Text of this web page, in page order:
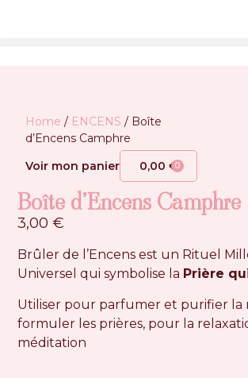
Home / ENCENS / Boîte
d’Encens Camphre
Voir mon panier
0,00€0
Boîte d’Encens Camphre
3,00€
Brûler de l’Encens est un Rituel
Universel qui symbolise la Prière
Utiliser pour parfumer et purifier la
formuler les prières, pour la
méditation